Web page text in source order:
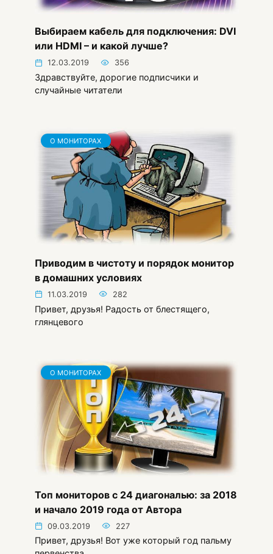
Выбираем кабель для подключения: DVI
или HDMI – и какой лучше?
12.03.2019 356
Здравствуйте, дорогие подписчики и
случайные читатели
О МОНИТОРАХ
Приводим в чистоту и порядок монитор
в домашних условиях
11.03.2019 282
Привет, друзья! Радость от блестящего,
глянцевого
О МОНИТОРАХ
Топ мониторов с 24 диагональю: за 2018
и начало 2019 года от Автора
09.03.2019 227
Привет, друзья! Вот уже который год пальму